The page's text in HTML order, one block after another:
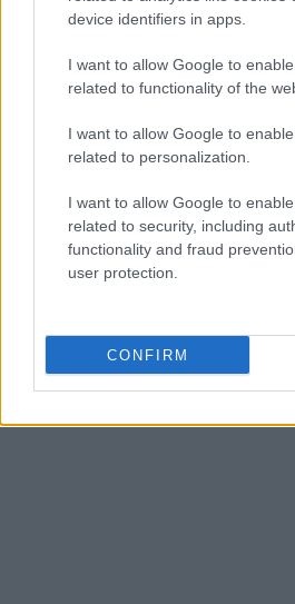
device identifiers in apps.
I want to allow Google to
related to functionality of the
I want to allow Google to
related to personalization.
I want to allow Google to
related to security, including
functionality and fraud
user protection.
CONFIRM
Αφού τον έπιασαν, αντί να
κατέφυγε στον εκφοβισμό,
την κατάθεση επιπόλαιων
μια προσπάθεια να καλύψει
Γιοβάνοβιτς είναι αδίστακτος
news για την πελάτισσά μου
παραπλανήσει τον κόσμο
άπειρους νόμους που
πρώτοι όλες τιςειδήσειςαπό την